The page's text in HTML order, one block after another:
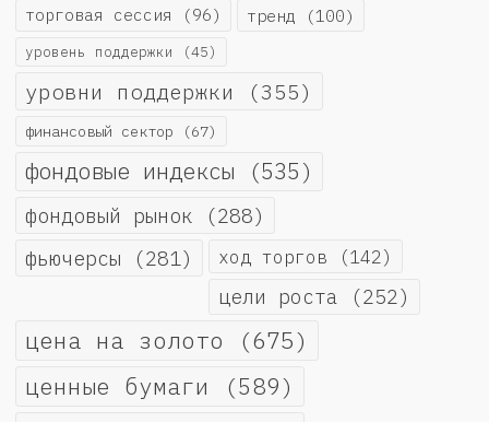
торговая сессия (96) тренд (100)
уровень поддержки (45)
уровни поддержки (355)
финансовый сектор (67)
фондовые индексы (535)
фондовый рынок (288)
фьючерсы (281) ход торгов (142)
цели роста (252)
цена на золото (675)
ценные бумаги (589)